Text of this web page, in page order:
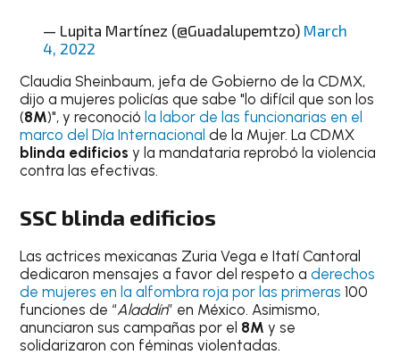
— Lupita Martínez (@Guadalupemtzo) March
4, 2022
Claudia Sheinbaum, jefa de Gobierno de la CDMX,
dijo a mujeres policías que sabe "lo difícil que son los
(8M)", y reconoció la labor de las funcionarias en el
marco del Día Internacional de la Mujer. La CDMX
blinda edificios y la mandataria reprobó la violencia
contra las efectivas.
SSC blinda edificios
Las actrices mexicanas Zuria Vega e Itatí Cantoral
dedicaron mensajes a favor del respeto aderechos
de mujeres en la alfombra roja por las primeras 100
funciones de “Aladdín” en México. Asimismo,
anunciaron sus campañas por el 8M y se
solidarizaron con féminas violentadas.